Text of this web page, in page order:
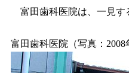
富田歯科医院は、一見す
富田歯科医院（写真：2008